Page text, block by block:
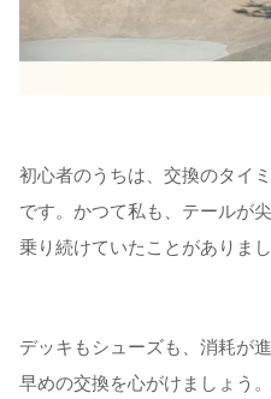
初心者のうちは、交換のタイ
です。かつて私も、テールが
乗り続けていたことがありまし
デッキもシューズも、消耗が
早めの交換を心がけましょう。